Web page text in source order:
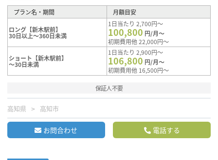
プラン名・期間 月額目安
ロング【新木駅前】
30日以上～360日未満
1日当たり 2,700円～
100,800 円/月～
初期費用他 22,000円～
ショート【新木駅前】
～30日未満
1日当たり 2,900円～
106,800 円/月～
初期費用他 16,500円～
保証人不要
高知県 高知市
お問合わせ 電話する